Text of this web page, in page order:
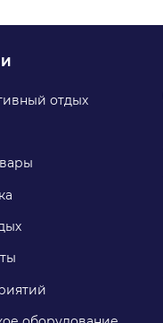
отдых